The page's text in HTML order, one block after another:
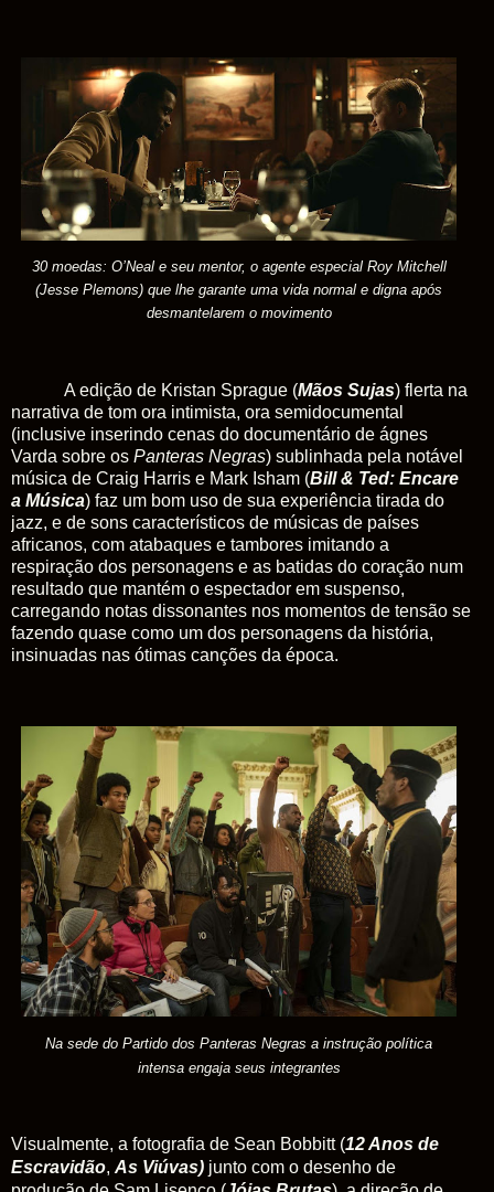
30 moedas: O’Neal e seu mentor, o agente especial Roy Mitchell
(Jesse Plemons) que lhe garante uma vida normal e digna após
desmantelarem o movimento
A edição de Kristan Sprague (Mãos Sujas) flerta na
narrativa de tom ora intimista, ora semidocumental
(inclusive inserindo cenas do documentário de ágnes
Varda sobre os Panteras Negras) sublinhada pela notável
música de Craig Harris e Mark Isham (Bill & Ted: Encare
a Música) faz um bom uso de sua experiência tirada do
jazz, e de sons característicos de músicas de países
africanos, com atabaques e tambores imitando a
respiração dos personagens e as batidas do coração num
resultado que mantém o espectador em suspenso,
carregando notas dissonantes nos momentos de tensão se
fazendo quase como um dos personagens da história,
insinuadas nas ótimas canções da época.
Na sede do Partido dos Panteras Negras a instrução política
intensa engaja seus integrantes
Visualmente, a fotografia de Sean Bobbitt (12 Anos de
Escravidão, As Viúvas) junto com o desenho de